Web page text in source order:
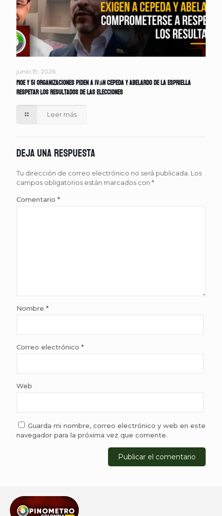
junio 19, 2026
MOE y 51 organizaciones piden a Iván Cepeda y Abelardo de la Espriella
respetar los resultados de las elecciones
Leer más
Deja una respuesta
Tu dirección de correo electrónico no será publicada. Los
campos obligatorios están marcados con *
Comentario *
Nombre *
Correo electrónico *
Web
Guarda mi nombre, correo electrónico y web en este
navegador para la próxima vez que comente.